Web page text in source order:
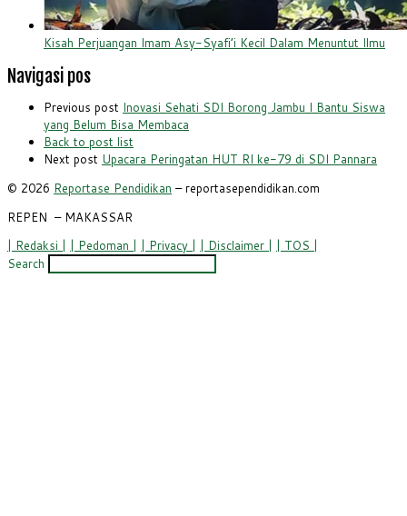
Kisah Perjuangan Imam Asy-Syafi’i Kecil Dalam Menuntut Ilmu
Navigasi pos
Previous post Inovasi Sehati SDI Borong Jambu I Bantu Siswa
yang Belum Bisa Membaca
Back to post list
Next post Upacara Peringatan HUT RI ke-79 di SDI Pannara
© 2026 Reportase Pendidikan – reportasependidikan.com
REPEN – MAKASSAR
| Redaksi |
| Pedoman | | Privacy | | Disclaimer |
| TOS |
Search